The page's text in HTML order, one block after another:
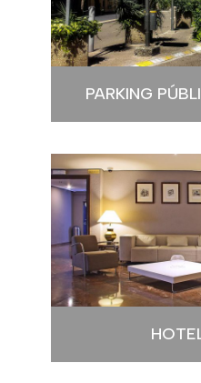
PARKING